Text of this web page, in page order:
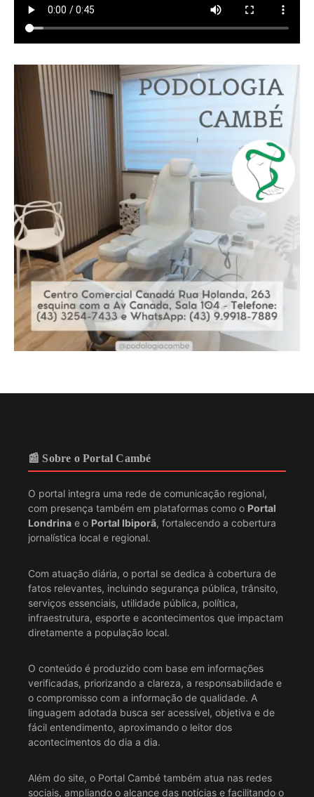
📰 Sobre o Portal Cambé
O portal integra uma rede de comunicação regional,
com presença também em plataformas como o Portal
Londrina e o Portal Ibiporã, fortalecendo a cobertura
jornalística local e regional.
Com atuação diária, o portal se dedica à cobertura de
fatos relevantes, incluindo segurança pública, trânsito,
serviços essenciais, utilidade pública, política,
infraestrutura, esporte e acontecimentos que impactam
diretamente a população local.
O conteúdo é produzido com base em informações
verificadas, priorizando a clareza, a responsabilidade e
o compromisso com a informação de qualidade. A
linguagem adotada busca ser acessível, objetiva e de
fácil entendimento, aproximando o leitor dos
acontecimentos do dia a dia.
Além do site, o Portal Cambé também atua nas redes
sociais, ampliando o alcance das notícias e facilitando o